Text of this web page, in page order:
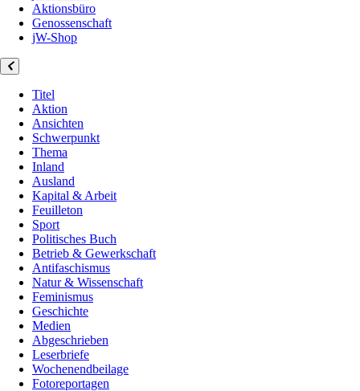
Aktionsbüro
Genossenschaft
jW-Shop
Titel
Aktion
Ansichten
Schwerpunkt
Thema
Inland
Ausland
Kapital & Arbeit
Feuilleton
Sport
Politisches Buch
Betrieb & Gewerkschaft
Antifaschismus
Natur & Wissenschaft
Feminismus
Geschichte
Medien
Abgeschrieben
Leserbriefe
Wochenendbeilage
Fotoreportagen